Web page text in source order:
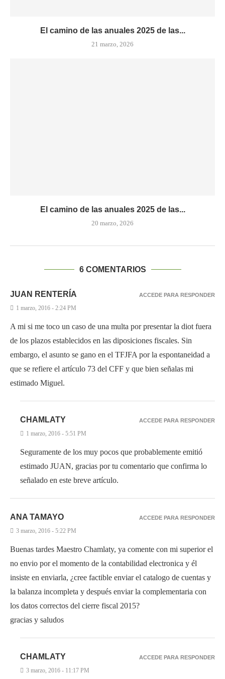
El camino de las anuales 2025 de las...
21 marzo, 2026
El camino de las anuales 2025 de las...
20 marzo, 2026
6 COMENTARIOS
JUAN RENTERÍA
1 marzo, 2016 - 2:24 PM
A mi si me toco un caso de una multa por presentar la diot fuera
de los plazos establecidos en las diposiciones fiscales. Sin
embargo, el asunto se gano en el TFJFA por la espontaneidad a
que se refiere el artículo 73 del CFF y que bien señalas mi
estimado Miguel.
ACCEDE PARA RESPONDER
CHAMLATY
1 marzo, 2016 - 5:51 PM
Seguramente de los muy pocos que probablemente emitió
estimado JUAN, gracias por tu comentario que confirma lo
señalado en este breve artículo.
ACCEDE PARA RESPONDER
ANA TAMAYO
3 marzo, 2016 - 5:22 PM
Buenas tardes Maestro Chamlaty, ya comente con mi superior el
no envio por el momento de la contabilidad electronica y él
insiste en enviarla, ¿cree factible enviar el catalogo de cuentas y
la balanza incompleta y después enviar la complementaria con
los datos correctos del cierre fiscal 2015?
gracias y saludos
ACCEDE PARA RESPONDER
CHAMLATY
3 marzo, 2016 - 11:17 PM
ACCEDE PARA RESPONDER